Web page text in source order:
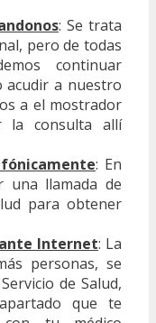
: Se trata
pero de todas
continuar
acudir a nuestro
a el mostrador
la consulta allí
: En
una llamada de
para obtener
Internet: La
personas, se
de Salud,
que te